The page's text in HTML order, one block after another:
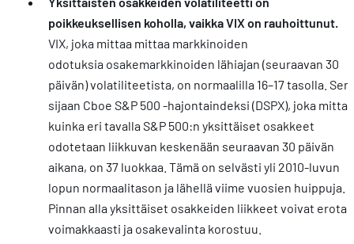
poikkeuksellisen koholla, vaikka VIX on rauhoittunut.
VIX, joka mittaa mittaa markkinoiden
odotuksia osakemarkkinoiden lähiajan (seuraavan 30
päivän) volatiliteetista, on normaalilla 16–17 tasolla. Sen
sijaan Cboe S&P 500 -hajontaindeksi (DSPX), joka mittaa
kuinka eri tavalla S&P 500:n yksittäiset osakkeet
odotetaan liikkuvan keskenään seuraavan 30 päivän
aikana, on 37 luokkaa. Tämä on selvästi yli 2010-luvun
lopun normaalitason ja lähellä viime vuosien huippuja.
Pinnan alla yksittäiset osakkeiden liikkeet voivat erota
voimakkaasti ja osakevalinta korostuu.